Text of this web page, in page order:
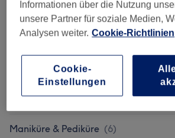
Nicht gefunden wonach du gesucht hast?
Alle Services
Acryl/Gel Nägel Für
Schüler/Studenten
Acryl/Gel Nägel (12)
Maniküre & Pediküre (6)
Informationen über die Nutzung
unsere Partner für soziale Medien,
Analysen weiter. Cookie-Richtlinien
Cookie-
Einstellungen